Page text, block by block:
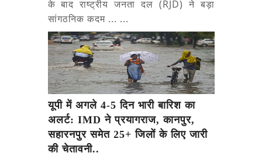
के बाद राष्ट्रीय जनता दल (RJD) ने बड़ा
सांगठनिक कदम ... ...
यूपी में अगले 4-5 दिन भारी बारिश का
अलर्ट: IMD ने प्रयागराज, कानपुर,
सहारनपुर समेत 25+ जिलों के लिए जारी
की चेतावनी..